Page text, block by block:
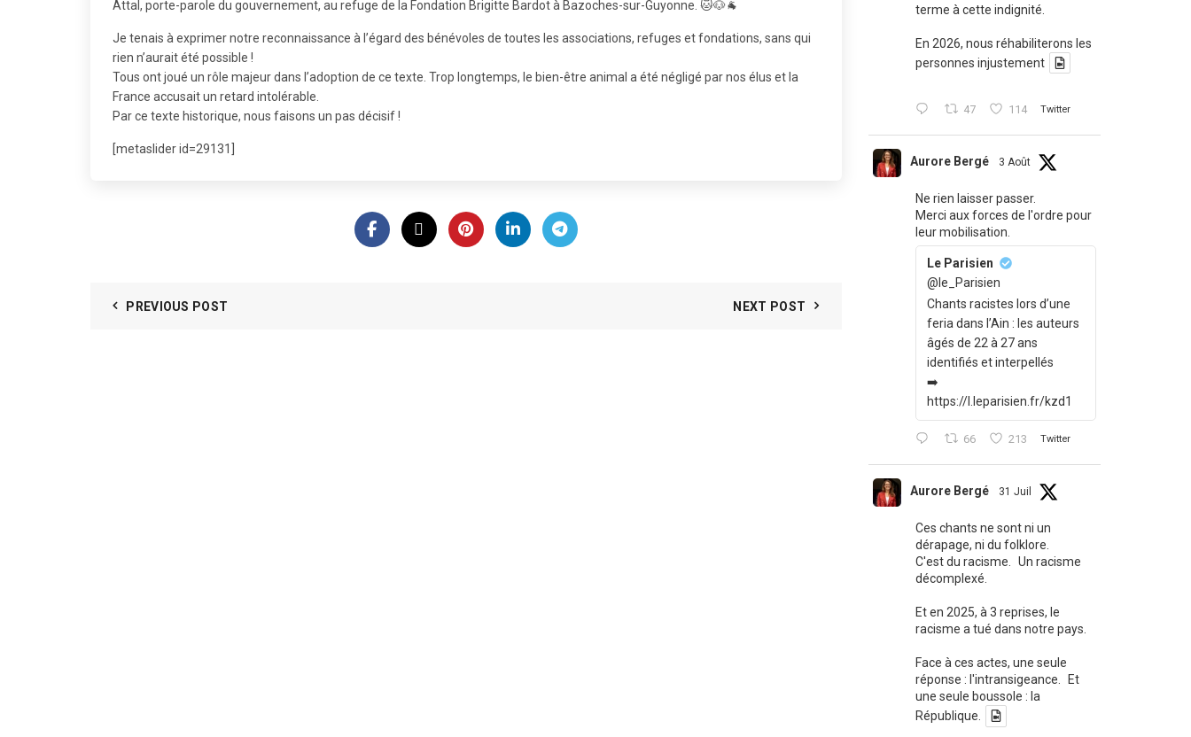
Attal, porte-parole du gouvernement, au refuge de la Fondation Brigitte Bardot à Bazoches-sur-Guyonne. 🐱🐶🐐
Je tenais à exprimer notre reconnaissance à l’égard des bénévoles de toutes les associations, refuges et fondations, sans qui
rien n’aurait été possible !
Tous ont joué un rôle majeur dans l’adoption de ce texte. Trop longtemps, le bien-être animal a été négligé par nos élus et la
France accusait un retard intolérable.
Par ce texte historique, nous faisons un pas décisif !
[metaslider id=29131]
PREVIOUS POST NEXT POST
terme à cette indignité.
En 2026, nous réhabiliterons les
personnes injustement
47 114 Twitter
Aurore Bergé 3 Août
Ne rien laisser passer.
Merci aux forces de l'ordre pour
leur mobilisation.
Le Parisien
@le_Parisien
Chants racistes lors d’une
feria dans l’Ain : les auteurs
âgés de 22 à 27 ans
identifiés et interpellés
➡️
https://l.leparisien.fr/kzd1
66 213 Twitter
Aurore Bergé 31 Juil
Ces chants ne sont ni un
dérapage, ni du folklore.
C'est du racisme. Un racisme
décomplexé.
Et en 2025, à 3 reprises, le
racisme a tué dans notre pays.
Face à ces actes, une seule
réponse : l'intransigeance. Et
une seule boussole : la
République.